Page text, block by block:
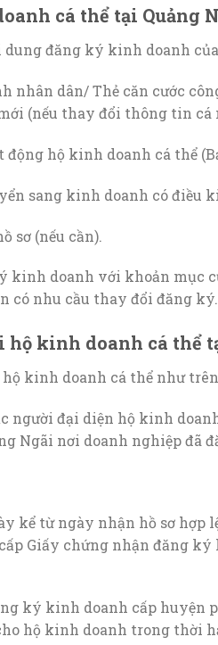
cá thể tại Quảng
đăng ký kinh doanh
nhân dân/ Thẻ căn cước
(nếu thay đổi thông tin cá
hộ kinh doanh cá thể
sang kinh doanh có điều
sơ (nếu cần).
doanh với khoản mục
có nhu cầu thay đổi đăng ký.
kinh doanh cá thể
hộ kinh doanh cá thể như
người đại diện hộ kinh
Ngãi nơi doanh nghiệp đã
kể từ ngày nhận hồ sơ hợp
Giấy chứng nhận đăng
ký kinh doanh cấp huyện
hộ kinh doanh trong thời